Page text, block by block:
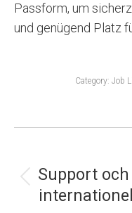
Passform, um
und genügend Platz
Category: Job
Support